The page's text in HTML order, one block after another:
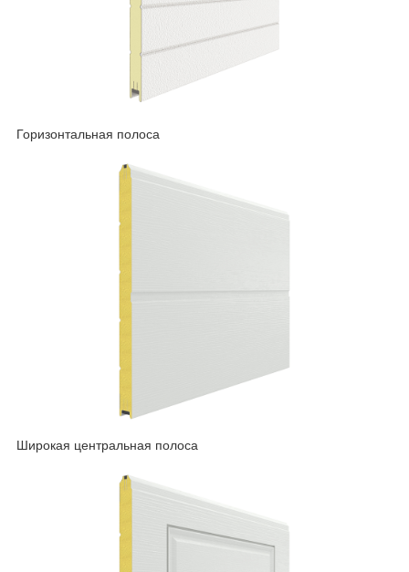
Горизонтальная полоса
Широкая центральная полоса